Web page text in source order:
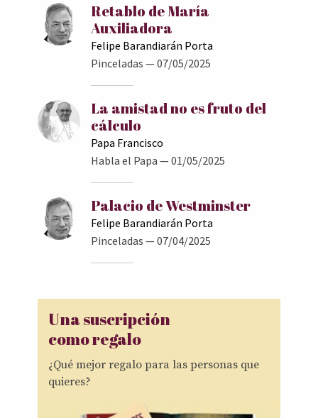
Retablo de María
Auxiliadora
Felipe Barandiarán Porta
Pinceladas — 07/05/2025
La amistad no es fruto del
cálculo
Papa Francisco
Habla el Papa — 01/05/2025
Palacio de Westminster
Felipe Barandiarán Porta
Pinceladas — 07/04/2025
Una suscripción
como regalo
¿Qué mejor regalo para las personas que
quieres?